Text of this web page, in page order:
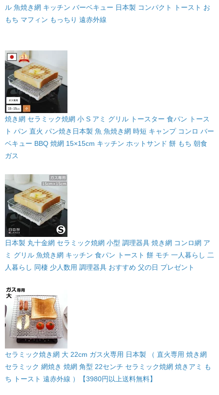
ル 魚焼き網 キッチン バーベキュー 日本製 コンパクト トースト お
もち マフィン もっちり 遠赤外線
焼き網 セラミック焼網 小 S アミ グリル トースター 食パン トース
ト パン 直火 パン焼き日本製 魚 魚焼き網 時短 キャンプ コンロ バー
ベキュー BBQ 焼網 15×15cm キッチン ホットサンド 餅 もち 朝食
ガス
日本製 丸十金網 セラミック焼網 小型 調理器具 焼き網 コンロ網 ア
ミ グリル 魚焼き網 キッチン 食パン トースト 餅 モチ 一人暮らし 二
人暮らし 同棲 少人数用 調理器具 おすすめ 父の日 プレゼント
セラミック焼き網 大 22cm ガス火専用 日本製 （ 直火専用 焼き網
セラミック 網焼き 焼網 角型 22センチ セラミック焼網 焼きアミ も
ち トースト 遠赤外線 ）【3980円以上送料無料】